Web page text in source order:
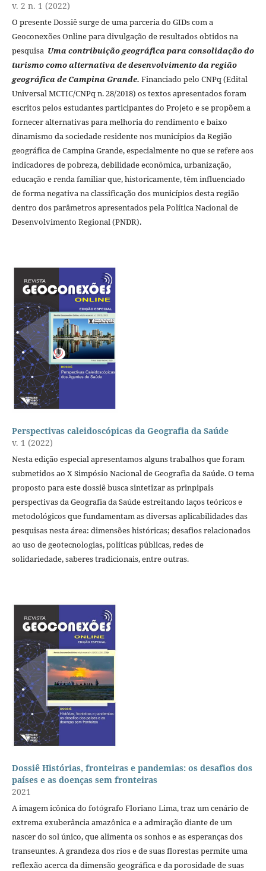
v. 2 n. 1 (2022)
O presente Dossiê surge de uma parceria do GIDs com a
Geoconexões Online para divulgação de resultados obtidos na
pesquisa Uma contribuição geográfica para consolidação do
turismo como alternativa de desenvolvimento da região
geográfica de Campina Grande. Financiado pelo CNPq (Edital
Universal MCTIC/CNPq n. 28/2018) os textos apresentados foram
escritos pelos estudantes participantes do Projeto e se propõem a
fornecer alternativas para melhoria do rendimento e baixo
dinamismo da sociedade residente nos municípios da Região
geográfica de Campina Grande, especialmente no que se refere aos
indicadores de pobreza, debilidade econômica, urbanização,
educação e renda familiar que, historicamente, têm influenciado
de forma negativa na classificação dos municípios desta região
dentro dos parâmetros apresentados pela Política Nacional de
Desenvolvimento Regional (PNDR).
Perspectivas caleidoscópicas da Geografia da Saúde
v. 1 (2022)
Nesta edição especial apresentamos alguns trabalhos que foram
submetidos ao X Simpósio Nacional de Geografia da Saúde. O tema
proposto para este dossiê busca sintetizar as prinpipais
perspectivas da Geografia da Saúde estreitando laços teóricos e
metodológicos que fundamentam as diversas aplicabilidades das
pesquisas nesta área: dimensões históricas; desafios relacionados
ao uso de geotecnologias, políticas públicas, redes de
solidariedade, saberes tradicionais, entre outras.
Dossiê Histórias, fronteiras e pandemias: os desafios dos
países e as doenças sem fronteiras
2021
A imagem icônica do fotógrafo Floriano Lima, traz um cenário de
extrema exuberância amazônica e a admiração diante de um
nascer do sol único, que alimenta os sonhos e as esperanças dos
transeuntes. A grandeza dos rios e de suas florestas permite uma
reflexão acerca da dimensão geográfica e da porosidade de suas